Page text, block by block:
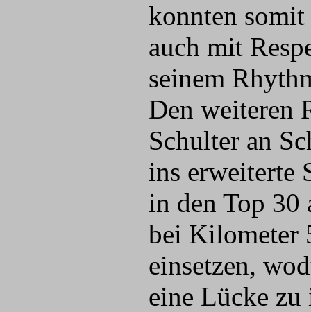
konnten
auch mit
seinem
Den weiteren
Schulter an
ins erweiterte
in den Top 30
bei Kilometer
einsetzen,
eine Lücke zu